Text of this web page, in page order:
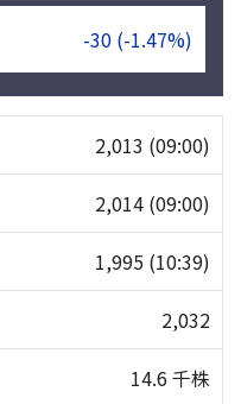
-30 (-1.47%)
2,013 (09:00)
2,014 (09:00)
1,995 (10:39)
2,032
14.6 千株